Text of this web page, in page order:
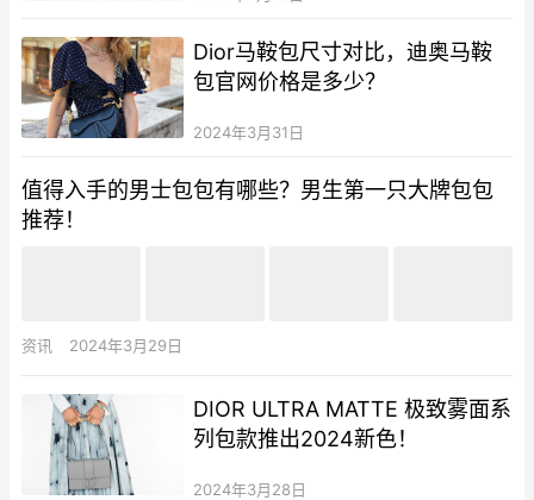
Dior马鞍包尺寸对比，迪奥马鞍
包官网价格是多少？
2024年3月31日
值得入手的男士包包有哪些？男生第一只大牌包包
推荐！
资讯 2024年3月29日
DIOR ULTRA MATTE 极致雾面系
列包款推出2024新色！
2024年3月28日